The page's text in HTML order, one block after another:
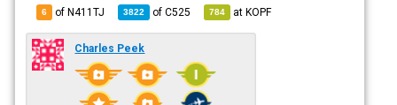
6 of N411TJ 3822 ofC525 784 atKOPF
Charles Peek